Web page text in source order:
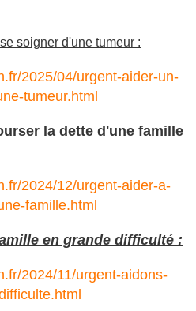
soigner d'une tumeur :
2025/04/urgent-aider-un-
tumeur.html
la dette d'une famille
2024/12/urgent-aider-a-
famille.html
en grande difficulté :
2024/11/urgent-aidons-